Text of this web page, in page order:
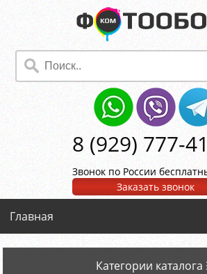
8 (929) 777-
Звонок по России
Заказать звонок
Главная
Категории